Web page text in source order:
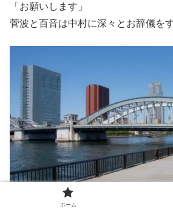
「お願いします」
菅波と百音は中村に深々とお辞儀をす
ホーム